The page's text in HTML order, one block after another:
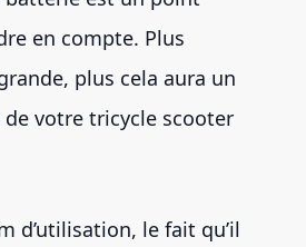
en compte. Plus
plus cela aura un
votre tricycle scooter
d’utilisation, le fait qu’il